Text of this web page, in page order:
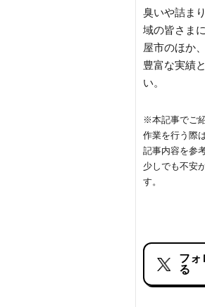
臭いや詰ま
域の皆さま
屋市のほか
豊富な実績
い。
※本記事でご
作業を行う際
記事内容を参
少しでも不安
す。
フォ
る